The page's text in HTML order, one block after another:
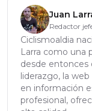
Juan
Redactor
Ciclismoaldia
Larra como una
desde entonces
liderazgo, la
en información
profesional,